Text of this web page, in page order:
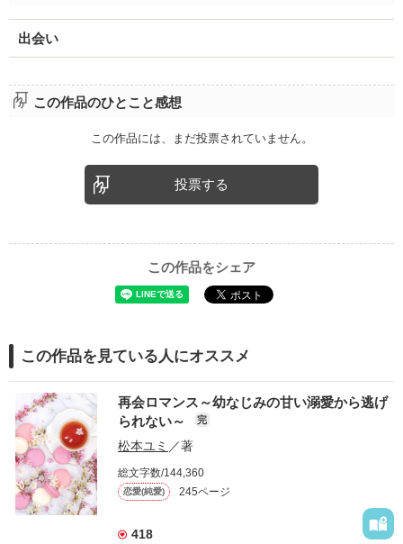
出会い
この作品のひとこと感想
この作品には、まだ投票されていません。
投票する
この作品をシェア
この作品を見ている人にオススメ
再会ロマンス～幼なじみの甘い溺愛から逃げ
られない～
完
松本ユミ ／著
総文字数/144,360
恋愛(純愛) 245ページ
418